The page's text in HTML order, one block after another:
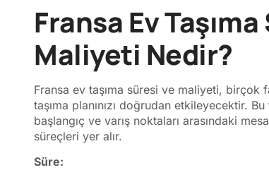
Fransa Ev
Maliyeti Nedir?
Fransa ev taşıma süresi ve maliyeti,
taşıma planınızı doğrudan etkileyecektir.
başlangıç ve varış noktaları arasındaki
süreçleri yer alır.
Süre: